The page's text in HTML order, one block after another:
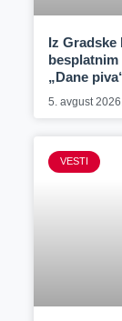
Iz
besplatnim
„Dane
5. avgust 2026.
VESTI